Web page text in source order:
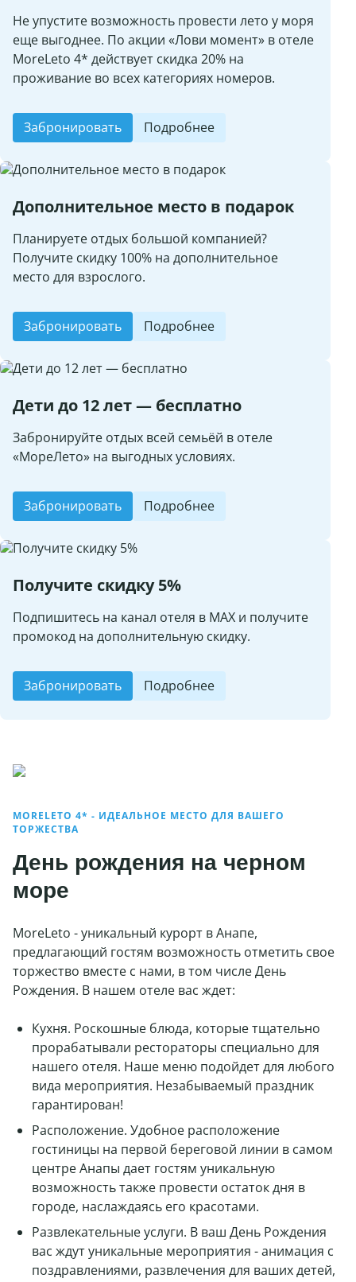
Не упустите возможность провести лето у моря
еще выгоднее. По акции «Лови момент» в отеле
MoreLeto 4* действует скидка 20% на
проживание во всех категориях номеров.
Забронировать Подробнее
Дополнительное место в подарок
Планируете отдых большой компанией?
Получите скидку 100% на дополнительное
место для взрослого.
Забронировать Подробнее
Дети до 12 лет — бесплатно
Забронируйте отдых всей семьёй в отеле
«МореЛето» на выгодных условиях.
Забронировать Подробнее
Получите скидку 5%
Подпишитесь на канал отеля в MAX и получите
промокод на дополнительную скидку.
Забронировать Подробнее
MORELETO 4* - ИДЕАЛЬНОЕ МЕСТО ДЛЯ ВАШЕГО
ТОРЖЕСТВА
День рождения на черном
море
MoreLeto - уникальный курорт в Анапе,
предлагающий гостям возможность отметить свое
торжество вместе с нами, в том числе День
Рождения. В нашем отеле вас ждет:
Кухня. Роскошные блюда, которые тщательно
прорабатывали рестораторы специально для
нашего отеля. Наше меню подойдет для любого
вида мероприятия. Незабываемый праздник
гарантирован!
Расположение. Удобное расположение
гостиницы на первой береговой линии в самом
центре Анапы дает гостям уникальную
возможность также провести остаток дня в
городе, наслаждаясь его красотами.
Развлекательные услуги. В ваш День Рождения
вас ждут уникальные мероприятия - анимация с
поздравлениями, развлечения для ваших детей,